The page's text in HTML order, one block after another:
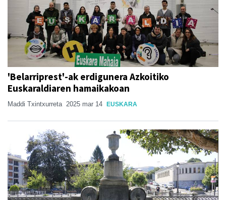
'Belarriprest'-ak erdigunera Azkoitiko
Euskaraldiaren hamaikakoan
Maddi Txintxurreta 2025 mar 14 EUSKARA